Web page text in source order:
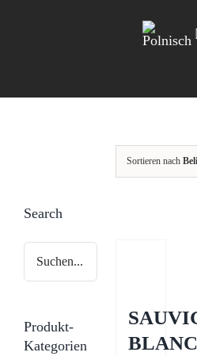
Sortieren nach
BLANC
Search
Produkt-
Kategorien